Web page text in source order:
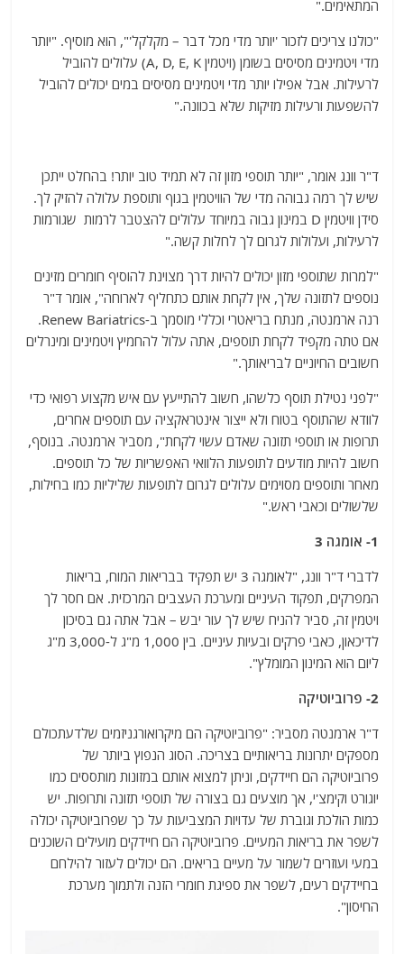
המתאימים."
"כולנו צריכים לזכור 'יותר מדי מכל דבר – מקלקל'", הוא מוסיף. "יותר
מדי ויטמינים מסיסים בשומן (ויטמין A, D, E, K) עלולים להוביל
לרעילות. אבל אפילו יותר מדי ויטמינים מסיסים במים יכולים להוביל
להשפעות ורעילות מזיקות שלא בכוונה."
ד"ר וונג אומר, "יותר תוספי מזון זה לא תמיד טוב יותר! בהחלט ייתכן
שיש לך רמה גבוהה מדי של הוויטמין בגוף ותוספת עלולה להזיק לך.
סידן וויטמין D במינון גבוה במיוחד עלולים להצטבר לרמות שגורמות
לרעילות, ועלולות לגרום לך לחלות קשה."
"למרות שתוספי מזון יכולים להיות דרך מצוינת להוסיף חומרים מזינים
נוספים לתזונה שלך, אין לקחת אותם כתחליף לארוחה", אומר ד"ר
רנה ארמנטה, מנתח בריאטרי וכללי מוסמך ב-Renew Bariatrics.
אם טתה מקפיד לקחת תוספים, אתה עלול להחמיץ ויטמינים ומינרלים
חשובים החיוניים לבריאותך."
"לפני נטילת תוסף כלשהו, ​​חשוב להתייעץ עם איש מקצוע רפואי כדי
לוודא שהתוסף בטוח ולא ייצור אינטראקציה עם תוספים אחרים,
תרופות או תוספי תזונה שאדם עשוי לקחת", מסביר ארמנטה. בנוסף,
חשוב להיות מודעים לתופעות הלוואי האפשריות של כל תוספים.
מאחר ותוספים מסוימים עלולים לגרום לתופעות שליליות כמו בחילות,
שלשולים וכאבי ראש."
1- אומגה 3
לדברי ד"ר וונג, "לאומגה 3 יש תפקיד בבריאות המוח, בריאות
המפרקים, תפקוד העיניים ומערכת העצבים המרכזית. אם חסר לך
ויטמין זה, סביר להניח שיש לך עור יבש – אבל אתה גם בסיכון
לדיכאון, כאבי פרקים ובעיות עיניים. בין 1,000 מ"ג ל-3,000 מ"ג
ליום הוא המינון המומלץ".
2- פרוביוטיקה
ד"ר ארמנטה מסביר: "פרוביוטיקה הם מיקרואורגניזמים שלדעתכולם
מספקים יתרונות בריאותיים בצריכה. הסוג הנפוץ ביותר של
פרוביוטיקה הם חיידקים, וניתן למצוא אותם במזונות מותססים כמו
יוגורט וקימצ'י, אך מוצעים גם בצורה של תוספי תזונה ותרופות. יש
כמות הולכת וגוברת של עדויות המצביעות על כך שפרוביוטיקה יכולה
לשפר את בריאות המעיים. פרוביוטיקה הם חיידקים מועילים השוכנים
במעי ועוזרים לשמור על מעיים בריאים. הם יכולים לעזור להילחם
בחיידקים רעים, לשפר את ספיגת חומרי הזנה ולתמוך מערכת
החיסון".